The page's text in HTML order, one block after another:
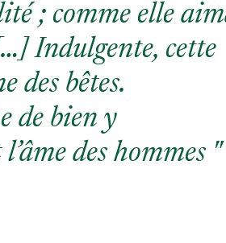
; comme elle
Indulgente, cette
des bêtes.
de bien y
des hommes